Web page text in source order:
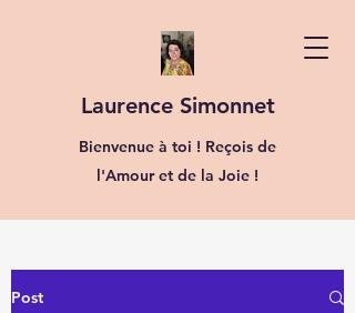
Laurence Simonnet
Bienvenue à toi ! Reçois de
l'Amour et de la Joie !
Post